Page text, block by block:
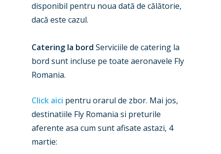
disponibil pentru noua dată de călătorie,
dacă este cazul.
Catering la bord Serviciile de catering la
bord sunt incluse pe toate aeronavele Fly
Romania.
Click aici pentru orarul de zbor. Mai jos,
destinatiile Fly Romania si preturile
aferente asa cum sunt afisate astazi, 4
martie:
New Routes
Industry
Dubai 2025
Paris 2025
Business Jets
Military